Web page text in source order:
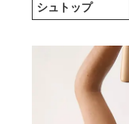
シュトップ